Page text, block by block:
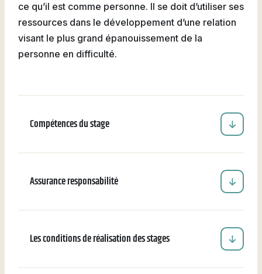
ce qu’il est comme personne. Il se doit d’utiliser ses
ressources dans le développement d’une relation
visant le plus grand épanouissement de la
personne en difficulté.
Compétences du stage
Assurance responsabilité
Les conditions de réalisation des stages